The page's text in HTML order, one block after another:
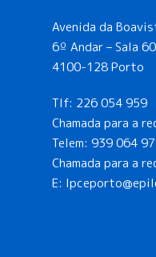
Avenida da
6º Andar – Sala
4100-128 Porto
Tlf: 226 054 959
Chamada para a
Telem: 939 064
Chamada para a
E: